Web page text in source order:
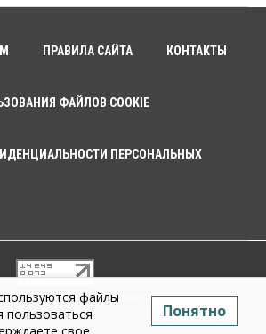
ПРАВИЛА САЙТА КОНТАКТЫ
ФАЙЛОВ COOKIE
ПЕРСОНАЛЬНЫХ
ответственностью «Новосибирск
файлы
Понятно